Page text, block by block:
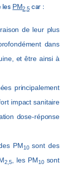
les PM2,5 car :
de leur plus
dans
et être ainsi à
principalement
impact sanitaire
dose-réponse
PM10sont des
2,5, les PM10 sont